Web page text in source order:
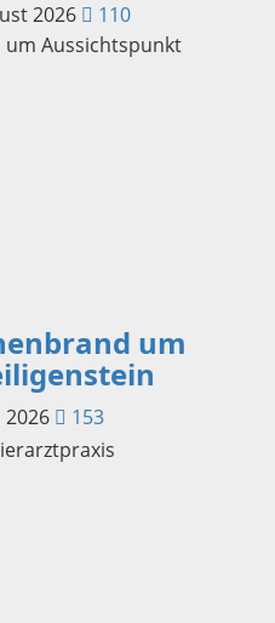
2026 110
um
2026 153